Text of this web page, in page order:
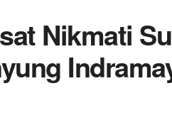
Nikmati